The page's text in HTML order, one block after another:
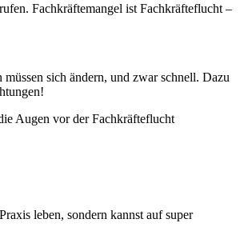
Fachkräftemangel ist Fachkräfteflucht –
sich ändern, und zwar schnell. Dazu
Augen vor der Fachkräfteflucht
leben, sondern kannst auf super